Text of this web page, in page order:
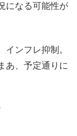
になる可能性が
ンフレ抑制。
あ、予定通りに